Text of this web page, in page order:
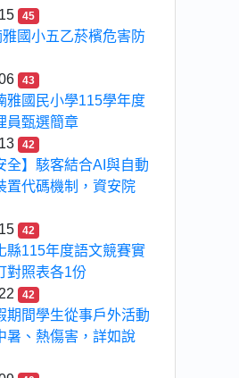
45
國小五乙菸檳危害防
43
雅國民小學115學年度
員甄選簡章
42
全】駭客結合AI與自動
置代碼機制，資安院
42
縣115年度語文競賽實
對照表各1份
42
期間學生從事戶外活動
暑、熱傷害，詳如說